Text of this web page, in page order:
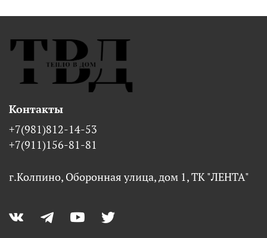
Контакты
+7(981)812-14-53
+7(911)156-81-81
г.Колпино, Оборонная улица, дом 1, ТК "ЛЕНТА"